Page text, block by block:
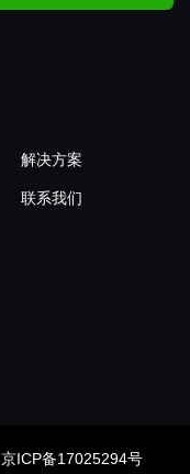
解决方案
联系我们
京ICP备17025294号